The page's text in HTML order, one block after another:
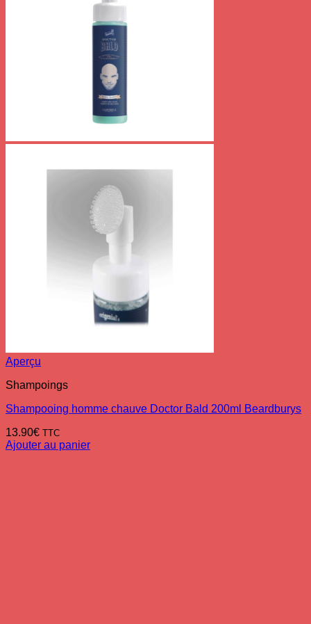
Aperçu
Shampoings
Shampooing homme chauve Doctor Bald 200ml Beardburys
13.90€ TTC
Ajouter au panier